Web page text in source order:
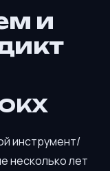
и
инструмент/
несколько лет